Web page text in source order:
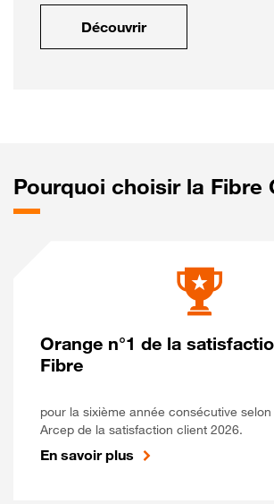
Découvrir
Pourquoi choisir la Fibre
Orange n°1 de la
Fibre
pour la sixième année consécutive selon
Arcep de la satisfaction client 2026.
En savoir plus